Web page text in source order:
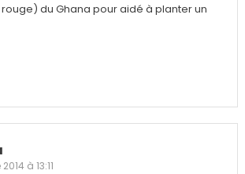
du Ghana pour aidé à planter un
à 13:11